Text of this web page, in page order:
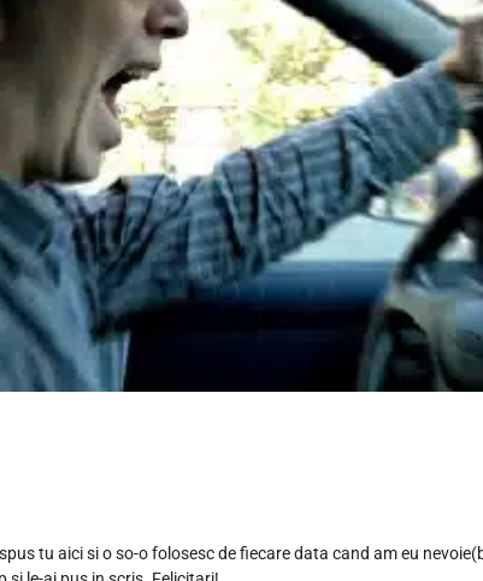
tu aici si o so-o folosesc de fiecare data cand am eu